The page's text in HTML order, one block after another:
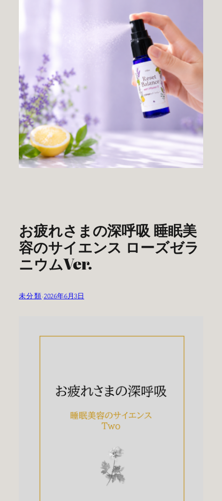
お疲れさまの深呼吸 睡眠美
容のサイエンス ローズゼラ
ニウムVer.
未分類·2026年6月3日